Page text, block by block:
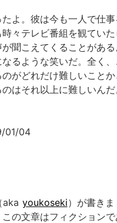
よ。彼は今も一人で仕事
々テレビ番組を観てい
聞こえてくることがあ
るような笑いだ。全く
がどれだけ難しいこと
はそれ以上に難しいんだ
01/04
（aka youkoseki）が書き
の文章はフィクション